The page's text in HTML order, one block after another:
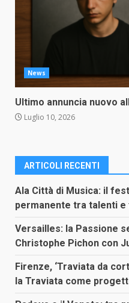
News
Ultimo annuncia nuovo
Luglio 10, 2026
ARTICOLI RECENTI
Ala Città di Musica: il
permanente tra talenti
Versailles: la Passione
Christophe Pichon con
Firenze, ‘Traviata da
la Traviata come